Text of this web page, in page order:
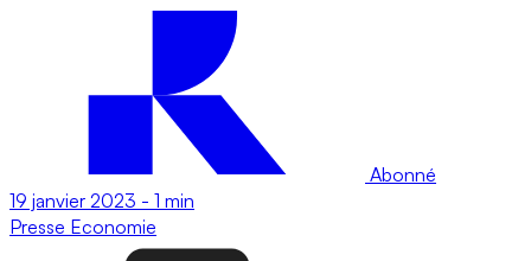
Abonné
19 janvier 2023 - 1 min
Presse Economie